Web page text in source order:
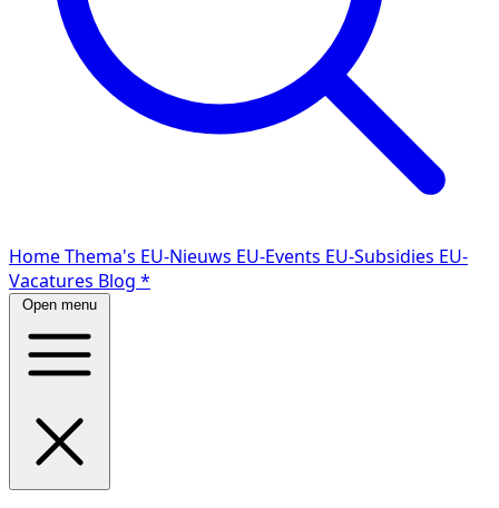
HomeThema's EU-Nieuws EU-Events EU-Subsidies EU-
Vacatures Blog *
Open menu